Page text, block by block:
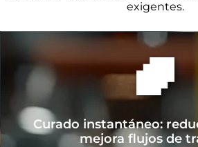
exigentes.
Curado instantáneo:
mejora flujos de